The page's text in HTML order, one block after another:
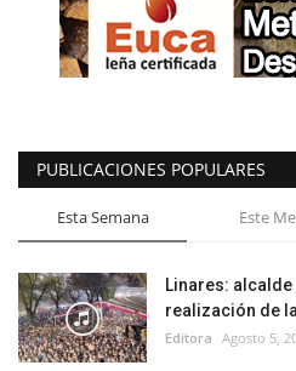
PUBLICACIONES POPULARES
Esta Semana Este
Linares:
realización de
Editora Agosto 5,